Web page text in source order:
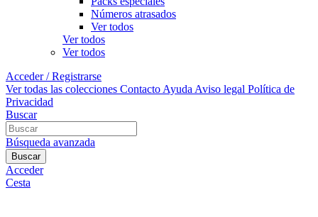
Números atrasados
Ver todos
Ver todos
Ver todos
Acceder / Registrarse
Ver todas las colecciones Contacto Ayuda Aviso legal Política de
Privacidad
Buscar
Búsqueda avanzada
Buscar
Acceder
Cesta